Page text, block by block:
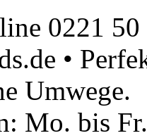
0221
•
Umwege.
Mo. bis